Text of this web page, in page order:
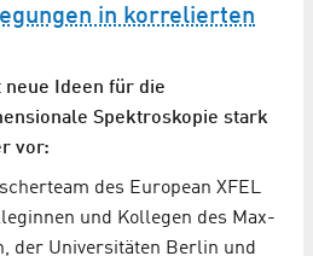
in korrelierten
Ideen für die
Spektroskopie stark
vor:
des European XFEL
und Kollegen des Max-
der Universitäten Berlin und